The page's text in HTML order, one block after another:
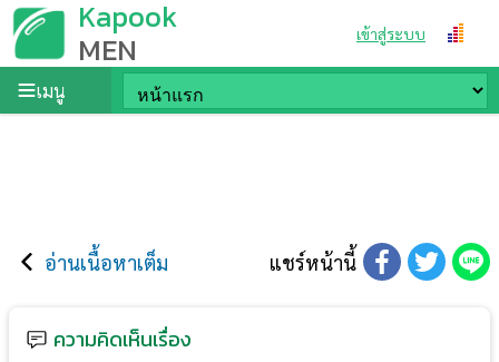
Kapook
MEN เข้าสู่ระบบ
เมนู
อ่านเนื้อหาเต็ม แชร์หน้านี้
ความคิดเห็นเรื่อง